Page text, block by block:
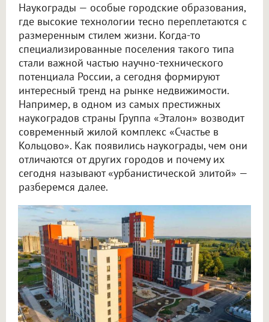
Наукограды — особые городские образования,
где высокие технологии тесно переплетаются с
размеренным стилем жизни. Когда-то
специализированные поселения такого типа
стали важной частью научно-технического
потенциала России, а сегодня формируют
интересный тренд на рынке недвижимости.
Например, в одном из самых престижных
наукоградов страны Группа «Эталон» возводит
современный жилой комплекс «Счастье в
Кольцово». Как появились наукограды, чем они
отличаются от других городов и почему их
сегодня называют «урбанистической элитой» —
разберемся далее.